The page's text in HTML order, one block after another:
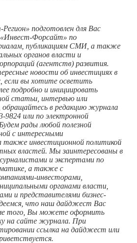
подготовлен для Вас
Форсайт» по
публикациям СМИ, а также
органов власти и
(агентств) развития.
новости об инвестициях в
если вы хотите осветить
подробно и инициировать
статьи, интервью или
обращайтесь в редакцию журнала
9824 или по электронной
рады любой полезной
с интересными
также инвестиционной политикой
властей. Мы заинтересованы в
и экспертами по
а также с
инвесторами,
органами власти,
и представителями бизнес-
что наш дайджест Вас
того, Вы можете оформить
на сайте журнала. При
ссылка на дайджест или